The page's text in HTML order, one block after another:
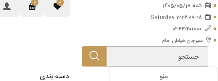
شنبه 1405/05/17
Saturday 2026-08-08
۰۳۴۴۲۲۰۱۸۰۰
سیرجان خیابان امام
0
0
جستجو...
منو
دسته بندی